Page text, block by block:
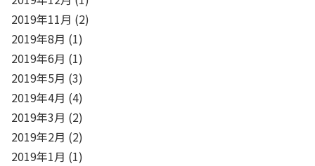
2019年11月 (2)
2019年8月 (1)
2019年6月 (1)
2019年5月 (3)
2019年4月 (4)
2019年3月 (2)
2019年2月 (2)
2019年1月 (1)